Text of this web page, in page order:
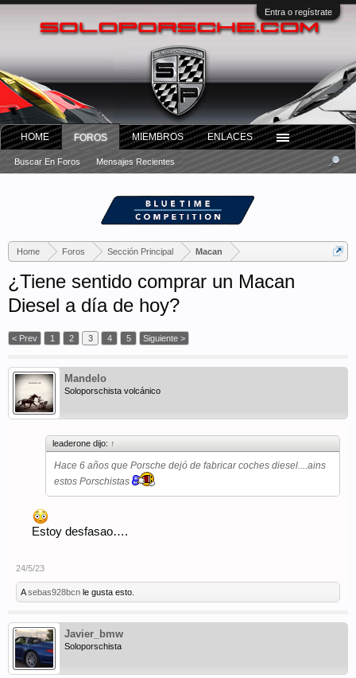
Entra o regístrate
Home Foros Sección Principal Macan
¿Tiene sentido comprar un Macan
Diesel a día de hoy?
< Prev 1 2 3 4 5 Siguiente >
Mandelo
Soloporschista volcánico
leaderone dijo: ↑
Hace 6 años que Porsche dejó de fabricar coches diesel....ains
estos Porschistas
Estoy desfasao….
24/5/23
Asebas928bcn le gusta esto.
Javier_bmw
Soloporschista
HOME FOROS
Buscar En Foros Mensajes Recientes
MIEMBROS ENLACES